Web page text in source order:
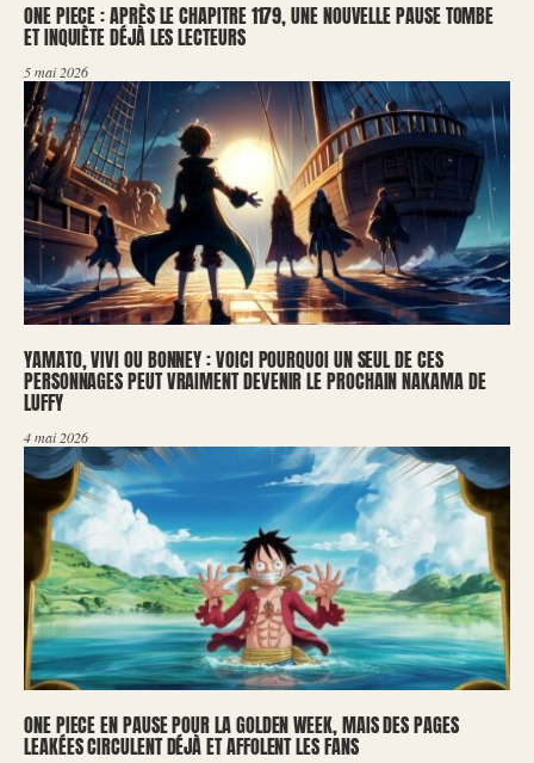
ONE PIECE : APRÈS LE CHAPITRE 1179, UNE NOUVELLE PAUSE TOMBE
ET INQUIÈTE DÉJÀ LES LECTEURS
5 mai 2026
YAMATO, VIVI OU BONNEY : VOICI POURQUOI UN SEUL DE CES
PERSONNAGES PEUT VRAIMENT DEVENIR LE PROCHAIN NAKAMA DE
LUFFY
4 mai 2026
ONE PIECE EN PAUSE POUR LA GOLDEN WEEK, MAIS DES PAGES
LEAKÉES CIRCULENT DÉJÀ ET AFFOLENT LES FANS